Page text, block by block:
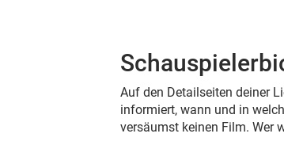
Auf den Detailseiten deiner
informiert, wann und in
versäumst keinen Film. Wer